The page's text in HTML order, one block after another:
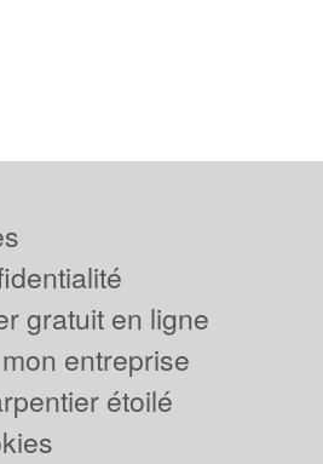
gratuit en ligne
entreprise
étoilé